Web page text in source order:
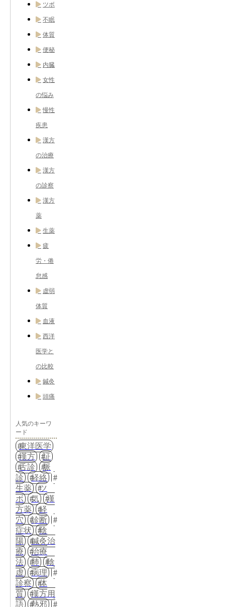
ツボ
不眠
体質
便秘
内臓
女性
の悩み
慢性
疾患
漢方
の治療
漢方
の診察
漢方
薬
生薬
疲
労・倦
怠感
虚弱
体質
血液
西洋
医学と
の比較
鍼灸
頭痛
人気のキーワ
ード
東洋医学
漢方
証
舌診
脈
診
経絡
生薬
ツ
ボ
気
漢
方薬
経
穴
診断
症状
陰
陽
鍼灸治
療
治療
法
肺
陰
虚
病理
診察
体
質
漢方用
語
熱邪